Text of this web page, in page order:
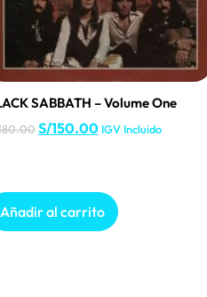
SABBATH – Volume One
S/150.00 IGV Incluido
Añadir al carrito